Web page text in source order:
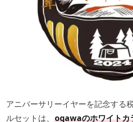
アニバーサリーイヤーを記念する
ルセットは、 ogawaのホワイトカ